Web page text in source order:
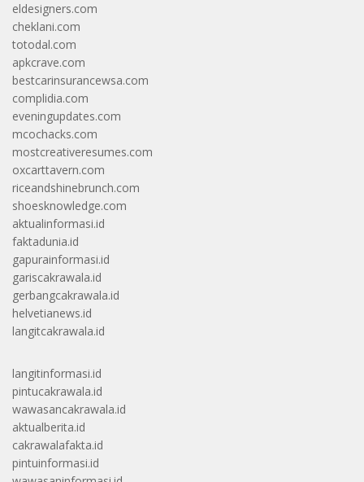
eldesigners.com
cheklani.com
totodal.com
apkcrave.com
bestcarinsurancewsa.com
complidia.com
eveningupdates.com
mcochacks.com
mostcreativeresumes.com
oxcarttavern.com
riceandshinebrunch.com
shoesknowledge.com
aktualinformasi.id
faktadunia.id
gapurainformasi.id
gariscakrawala.id
gerbangcakrawala.id
helvetianews.id
langitcakrawala.id
langitinformasi.id
pintucakrawala.id
wawasancakrawala.id
aktualberita.id
cakrawalafakta.id
pintuinformasi.id